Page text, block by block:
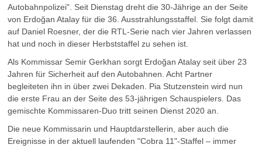
Autobahnpolizei". Seit Dienstag dreht die 30-Jährige an der Seite
von Erdoğan Atalay für die 36. Ausstrahlungsstaffel. Sie folgt damit
auf Daniel Roesner, der die RTL-Serie nach vier Jahren verlassen
hat und noch in dieser Herbststaffel zu sehen ist.
Als Kommissar Semir Gerkhan sorgt Erdoğan Atalay seit über 23
Jahren für Sicherheit auf den Autobahnen. Acht Partner
begleiteten ihn in über zwei Dekaden. Pia Stutzenstein wird nun
die erste Frau an der Seite des 53-jährigen Schauspielers. Das
gemischte Kommissaren-Duo tritt seinen Dienst 2020 an.
Die neue Kommissarin und Hauptdarstellerin, aber auch die
Ereignisse in der aktuell laufenden "Cobra 11"-Staffel – immer